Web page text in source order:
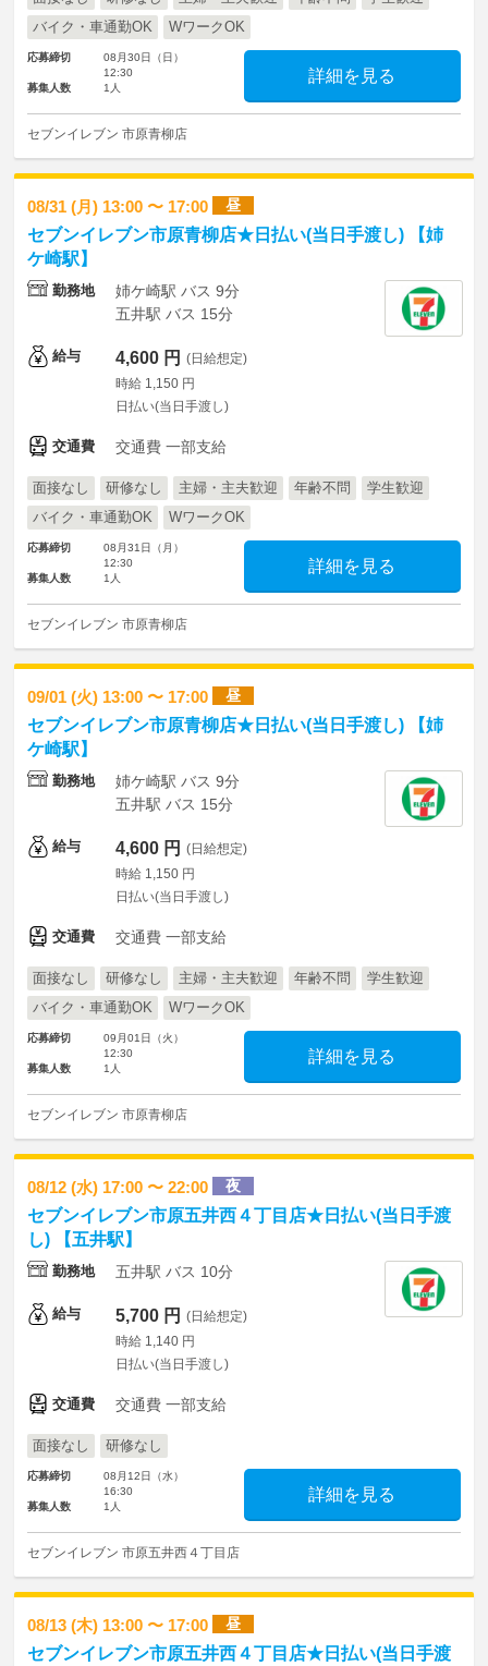
バイク・車通勤OK
WワークOK
応募締切
08月30日（日）
12:30
募集人数
1人
詳細を見る
セブンイレブン 市原青柳店
08/31 (月) 13:00 〜 17:00 昼
セブンイレブン市原青柳店★日払い(当日手渡し) 【姉
ケ崎駅】
勤務地
姉ケ崎駅 バス 9分
五井駅 バス 15分
給与 4,600 円 (日給想定)
時給 1,150 円
日払い(当日手渡し)
交通費 交通費 一部支給
面接なし 研修なし 主婦・主夫歓迎 年齢不問
学生歓迎
バイク・車通勤OK
WワークOK
応募締切
08月31日（月）
12:30
募集人数
1人
詳細を見る
セブンイレブン 市原青柳店
09/01 (火) 13:00 〜 17:00 昼
セブンイレブン市原青柳店★日払い(当日手渡し) 【姉
ケ崎駅】
勤務地
姉ケ崎駅 バス 9分
五井駅 バス 15分
給与 4,600 円 (日給想定)
時給 1,150 円
日払い(当日手渡し)
交通費 交通費 一部支給
面接なし 研修なし 主婦・主夫歓迎 年齢不問
学生歓迎
バイク・車通勤OK
WワークOK
応募締切
09月01日（火）
12:30
募集人数
1人
詳細を見る
セブンイレブン 市原青柳店
08/12 (水) 17:00 〜 22:00 夜
セブンイレブン市原五井西４丁目店★日払い(当日手渡
し) 【五井駅】
勤務地 五井駅 バス 10分
給与 5,700 円 (日給想定)
時給 1,140 円
日払い(当日手渡し)
交通費 交通費 一部支給
面接なし 研修なし
応募締切
08月12日（水）
16:30
募集人数
1人
詳細を見る
セブンイレブン 市原五井西４丁目店
08/13 (木) 13:00 〜 17:00 昼
セブンイレブン市原五井西４丁目店★日払い(当日手渡